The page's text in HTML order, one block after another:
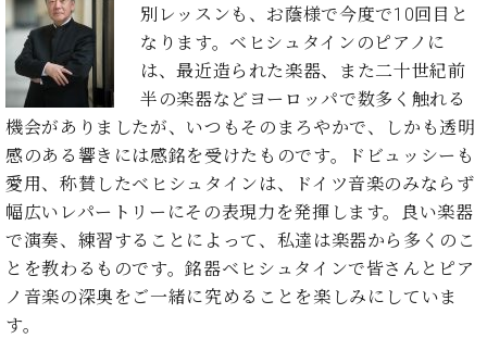
セ
お
い
合
わ
せ
ア
ー
別レッスンも、お蔭様で今度で10回目と
なります。ベヒシュタインのピアノに
は、最近造られた楽器、また二十世紀前
半の楽器などヨーロッパで数多く触れる
機会がありましたが、いつもそのまろやかで、しかも透明
感のある響きには感銘を受けたものです。ドビュッシーも
愛用、称賛したベヒシュタインは、ドイツ音楽のみならず
幅広いレパートリーにその表現力を発揮します。良い楽器
で演奏、練習することによって、私達は楽器から多くのこ
とを教わるものです。銘器ベヒシュタインで皆さんとピア
ノ音楽の深奥をご一緒に究めることを楽しみにしていま
す。